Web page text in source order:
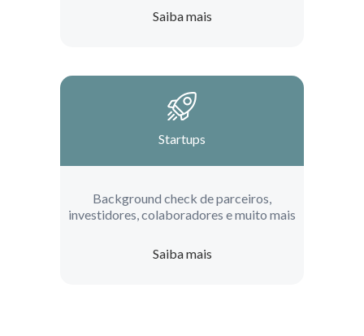
Saiba mais
Startups
Background check de parceiros,
investidores, colaboradores e muito mais
Saiba mais